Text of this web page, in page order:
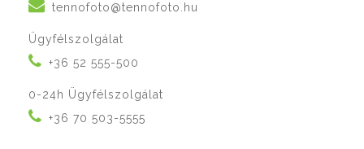
tennofoto@tennofoto.hu
Ügyfélszolgálat
+36 52 555-500
0-24h Ügyfélszolgálat
+36 70 503-5555